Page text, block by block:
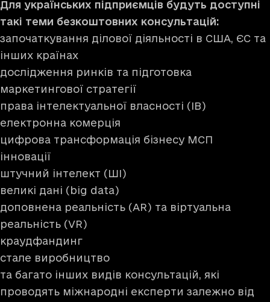
Для українських підприємців будуть доступні
такі теми безкоштовних консультацій:
започаткування ділової діяльності в США, ЄС та
інших країнах
дослідження ринків та підготовка
маркетингової стратегії
права інтелектуальної власності (ІВ)
електронна комерція
цифрова трансформація бізнесу МСП
інновації
штучний інтелект (ШІ)
великі дані (big data)
доповнена реальність (AR) та віртуальна
реальність (VR)
краудфандинг
стале виробництво
та багато інших видів консультацій, які
проводять міжнародні експерти залежно від